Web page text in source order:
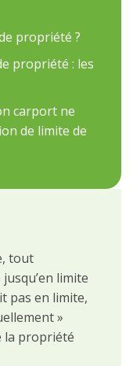
propriété ?
propriété : les
carport ne
de limite de
tout
limite
pas en limite,
»
la propriété